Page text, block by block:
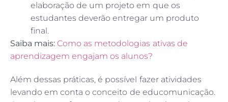
elaboração de um projeto em que os
estudantes deverão entregar um produto
final.
Saiba mais: Como as metodologias ativas de
aprendizagem engajam os alunos?
Além dessas práticas, é possível fazer atividades
levando em conta o conceito de educomunicação.